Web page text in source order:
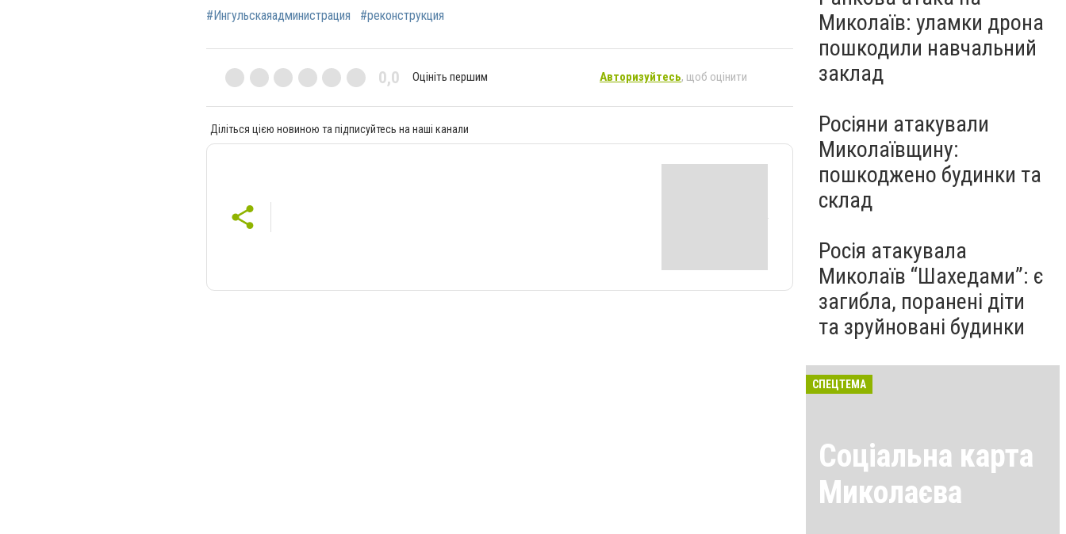
#Ингульскаяадминистрация #реконструкция
0,0 Оцініть першим Авторизуйтесь, щоб оцінити
Діліться цією новиною та підписуйтесь на наші канали
Миколаїв: уламки дрона
пошкодили навчальний
заклад
Росіяни атакували
Миколаївщину:
пошкоджено будинки та
склад
Росія атакувала
Миколаїв “Шахедами”: є
загибла, поранені діти
та зруйновані будинки
СПЕЦТЕМА
Соціальна карта
Миколаєва